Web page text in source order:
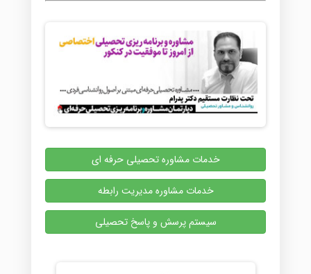
خدمات مشاوره تحصیلی حرفه ای
خدمات مشاوره مدیریت رابطه
سیستم پرسش و پاسخ تحصیلی